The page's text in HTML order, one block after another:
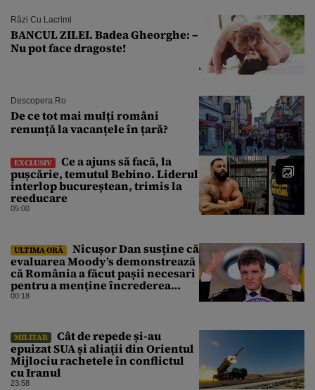
Râzi Cu Lacrimi
BANCUL ZILEI. Badea Gheorghe: –
Nu pot face dragoste!
Descopera.ro
De ce tot mai mulți români
renunță la vacanțele în țară?
EXCLUSIV
Ce a ajuns să facă, la
pușcărie, temutul Bebino. Liderul
interlop bucureștean, trimis la
reeducare
05:00
ULTIMA ORĂ
Nicușor Dan susține că
evaluarea Moody’s demonstrează
că România a făcut pașii necesari
pentru a menține încrederea
investitorilor: „Totuși,
00:18
MILITAR
Cât de repede și-au
epuizat SUA și aliații din Orientul
Mijlociu rachetele în conflictul
cu Iranul
23:58